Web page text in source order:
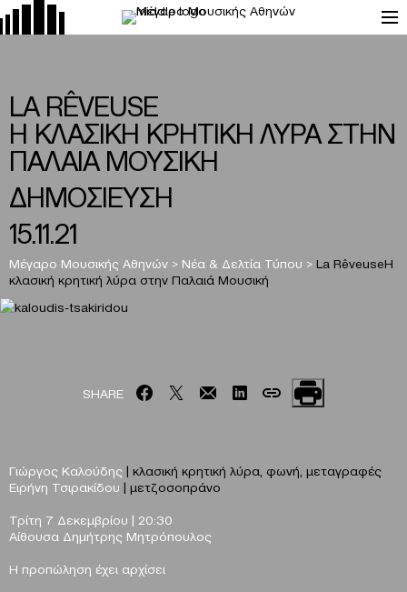
LA RÊVEUSE
H ΚΛΑΣΙΚΗ ΚΡΗΤΙΚΗ ΛΥΡΑ ΣΤΗΝ
ΠΑΛΑΙΑ MΟΥΣΙΚΗ
ΔΗΜΟΣΙΕΥΣΗ
15.11.21
Μέγαρο Μουσικής Αθηνών > Νέα & Δελτία Τύπου > La RêveuseH
κλασική κρητική λύρα στην Παλαιά Mουσική
SHARE
Γιώργος Καλούδης | κλασική κρητική λύρα, φωνή, μεταγραφές
Ειρήνη Τσιρακίδου | μετζοσοπράνο
Τρίτη 7 Δεκεμβρίου | 20:30
Αίθουσα Δημήτρης Μητρόπουλος
Η προπώληση έχει αρχίσει